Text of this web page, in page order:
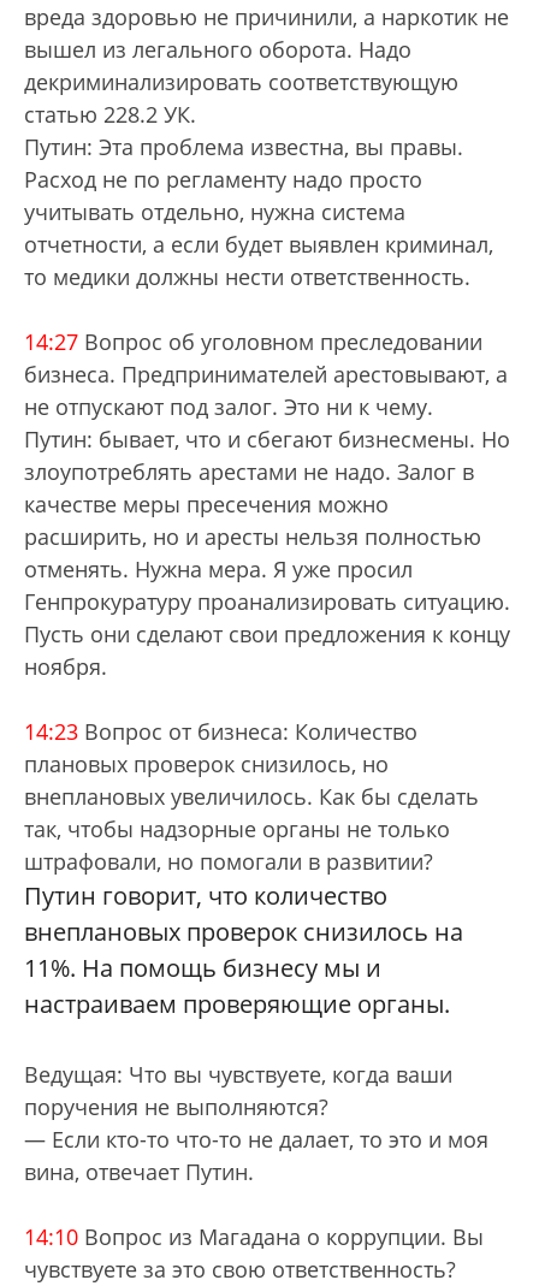
вреда здоровью не причинили, а наркотик не
вышел из легального оборота. Надо
декриминализировать соответствующую
статью 228.2 УК.
Путин: Эта проблема известна, вы правы.
Расход не по регламенту надо просто
учитывать отдельно, нужна система
отчетности, а если будет выявлен криминал,
то медики должны нести ответственность.
14:27 Вопрос об уголовном преследовании
бизнеса. Предпринимателей арестовывают, а
не отпускают под залог. Это ни к чему.
Путин: бывает, что и сбегают бизнесмены. Но
злоупотреблять арестами не надо. Залог в
качестве меры пресечения можно
расширить, но и аресты нельзя полностью
отменять. Нужна мера. Я уже просил
Генпрокуратуру проанализировать ситуацию.
Пусть они сделают свои предложения к концу
ноября.
14:23 Вопрос от бизнеса: Количество
плановых проверок снизилось, но
внеплановых увеличилось. Как бы сделать
так, чтобы надзорные органы не только
штрафовали, но помогали в развитии?
Путин говорит, что количество
внеплановых проверок снизилось на
11%. На помощь бизнесу мы и
настраиваем проверяющие органы.
Ведущая: Что вы чувствуете, когда ваши
поручения не выполняются?
— Если кто-то что-то не далает, то это и моя
вина, отвечает Путин.
14:10 Вопрос из Магадана о коррупции. Вы
чувствуете за это свою ответственность?